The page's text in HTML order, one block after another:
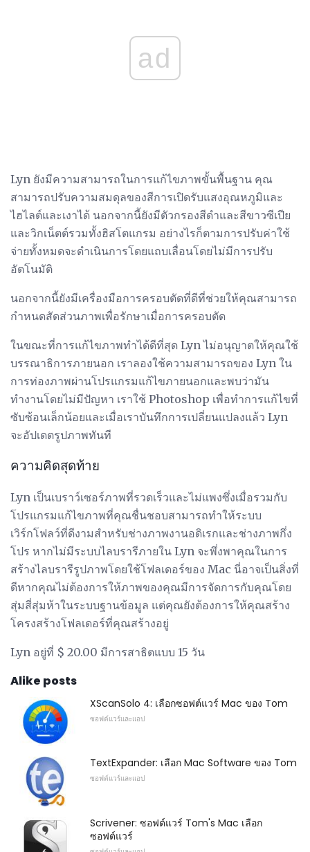
ad
Lyn ยังมีความสามารถในการแก้ไขภาพขั้นพื้นฐาน คุณ
สามารถปรับความสมดุลของสีการเปิดรับแสงอุณหภูมิและ
ไฮไลต์และเงาได้ นอกจากนี้ยังมีตัวกรองสีดำและสีขาวซีเปีย
และวิกเน็ตต์รวมทั้งฮิสโตแกรม อย่างไรก็ตามการปรับค่าใช้
จ่ายทั้งหมดจะดำเนินการโดยแถบเลื่อนโดยไม่มีการปรับ
อัตโนมัติ
นอกจากนี้ยังมีเครื่องมือการครอบตัดที่ดีที่ช่วยให้คุณสามารถ
กำหนดสัดส่วนภาพเพื่อรักษาเมื่อการครอบตัด
ในขณะที่การแก้ไขภาพทำได้ดีที่สุด Lyn ไม่อนุญาตให้คุณใช้
บรรณาธิการภายนอก เราลองใช้ความสามารถของ Lyn ใน
การท่องภาพผ่านโปรแกรมแก้ไขภายนอกและพบว่ามัน
ทำงานโดยไม่มีปัญหา เราใช้ Photoshop เพื่อทำการแก้ไขที่
ซับซ้อนเล็กน้อยและเมื่อเราบันทึกการเปลี่ยนแปลงแล้ว Lyn
จะอัปเดตรูปภาพทันที
ความคิดสุดท้าย
Lyn เป็นเบราว์เซอร์ภาพที่รวดเร็วและไม่แพงซึ่งเมื่อรวมกับ
โปรแกรมแก้ไขภาพที่คุณชื่นชอบสามารถทำให้ระบบ
เวิร์กโฟลว์ที่ดีงามสำหรับช่างภาพงานอดิเรกและช่างภาพกึ่ง
โปร หากไม่มีระบบไลบรารีภายใน Lyn จะพึ่งพาคุณในการ
สร้างไลบรารีรูปภาพโดยใช้โฟลเดอร์ของ Mac นี่อาจเป็นสิ่งที่
ดีหากคุณไม่ต้องการให้ภาพของคุณมีการจัดการกับคุณโดย
สุ่มสี่สุ่มห้าในระบบฐานข้อมูล แต่คุณยังต้องการให้คุณสร้าง
โครงสร้างโฟลเดอร์ที่คุณสร้างอยู่
Lyn อยู่ที่ $ 20.00 มีการสาธิตแบบ 15 วัน
Alike posts
XScanSolo 4: เลือกซอฟต์แวร์ Mac ของ Tom
ซอฟต์แวร์และแอป
TextExpander: เลือก Mac Software ของ Tom
ซอฟต์แวร์และแอป
Scrivener: ซอฟต์แวร์ Tom's Mac เลือก
ซอฟต์แวร์